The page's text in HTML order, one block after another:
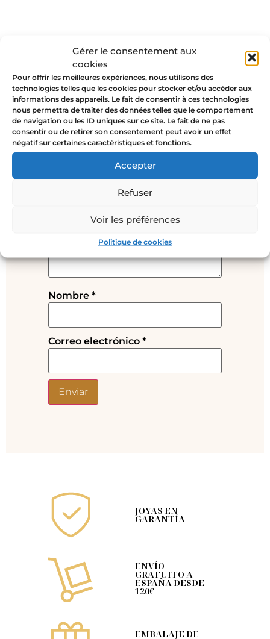
Gérer le consentement aux
cookies
Pour offrir les meilleures expériences, nous utilisons des
technologies telles que les cookies pour stocker et/ou accéder aux
informations des appareils. Le fait de consentir à ces technologies
nous permettra de traiter des données telles que le comportement
de navigation ou les ID uniques sur ce site. Le fait de ne pas
consentir ou de retirer son consentement peut avoir un effet
négatif sur certaines caractéristiques et fonctions.
Accepter
Refuser
Voir les préférences
Politique de cookies
Valoraciones
No hay valoraciones aún.
Sé el primero en valorar “CHAKRA
SOLAR – collar de oro”
no será publicada. Los campos
Tu valoración*
Nombre *
Correo electrónico *
JOYAS EN
GARANTÍA
ENVÍO
GRATUITO A
ESPAÑA DESDE
120€
EMBALAJE DE